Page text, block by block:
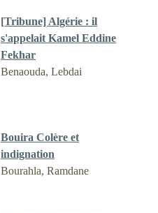
[Tribune] Algérie : il
s'appelait Kamel Eddine
Fekhar
Benaouda, Lebdai
Bouira Colère et
indignation
Bourahla, Ramdane